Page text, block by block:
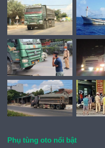
Phụ tùng oto nổi bật